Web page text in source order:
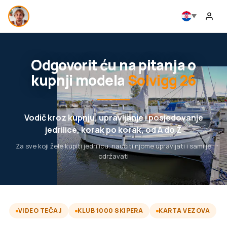
Odgovorit ću na pitanja o
kupnji modela Solvigg 26
Vodič kroz kupnju, upravljanje i posjedovanje
jedrilice, korak po korak, od A do Ž
Za sve koji žele kupiti jedrilicu, naučiti njome upravljati i sami je
održavati
VIDEO TEČAJ KLUB 1000 SKIPERA KARTA VEZOVA